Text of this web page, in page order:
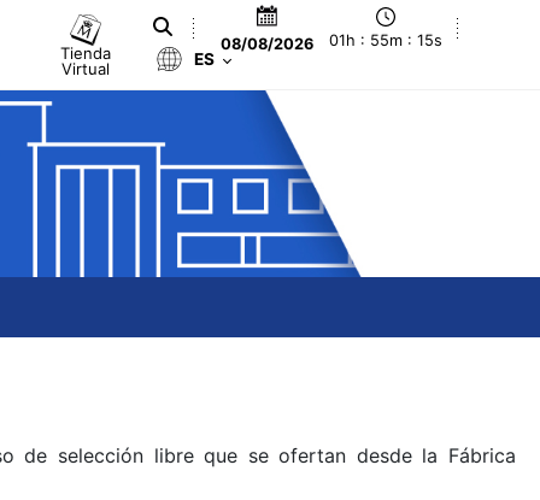
Tienda
Virtual
08/08/2026 01h : 55m : 15s
ES
de selección libre que se ofertan desde la Fábrica